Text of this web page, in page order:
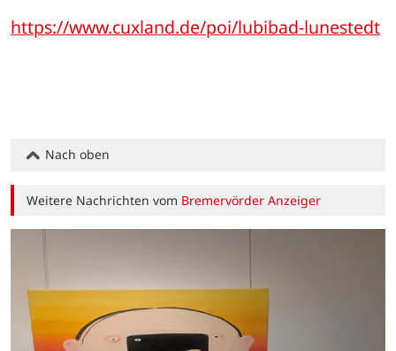
https://www.cuxland.de/poi/lubibad-lunestedt
Nach oben
Weitere Nachrichten vom Bremervörder Anzeiger